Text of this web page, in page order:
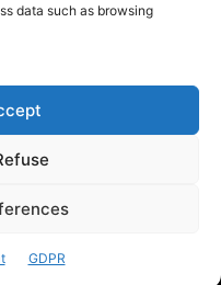
data such as browsing
GDPR